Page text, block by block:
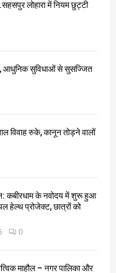
लोहारा में नियम छुट्टी
आधुनिक सुविधाओं से सुसज्जित
विवाह रुके, कानून तोड़ने वालों
कबीरधाम के नवोदय में शुरू हुआ
हेल्थ प्रोजेक्ट, छात्रों को
0
माहौल – नगर पालिका और